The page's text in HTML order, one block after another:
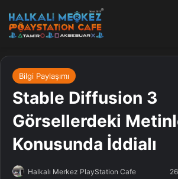
Bilgi Paylaşımı
Stable Diffusion 3
Görsellerdeki
Konusunda İddialı
Halkalı Merkez PlayStation Cafe